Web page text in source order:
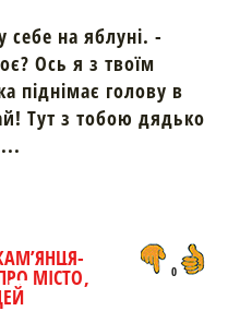
себе на яблуні. -
Ось я з твоїм
піднімає голову в
Тут з тобою дядько
МІСТО, 0